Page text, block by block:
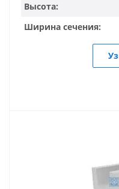
Высота:
Ширина сечения: